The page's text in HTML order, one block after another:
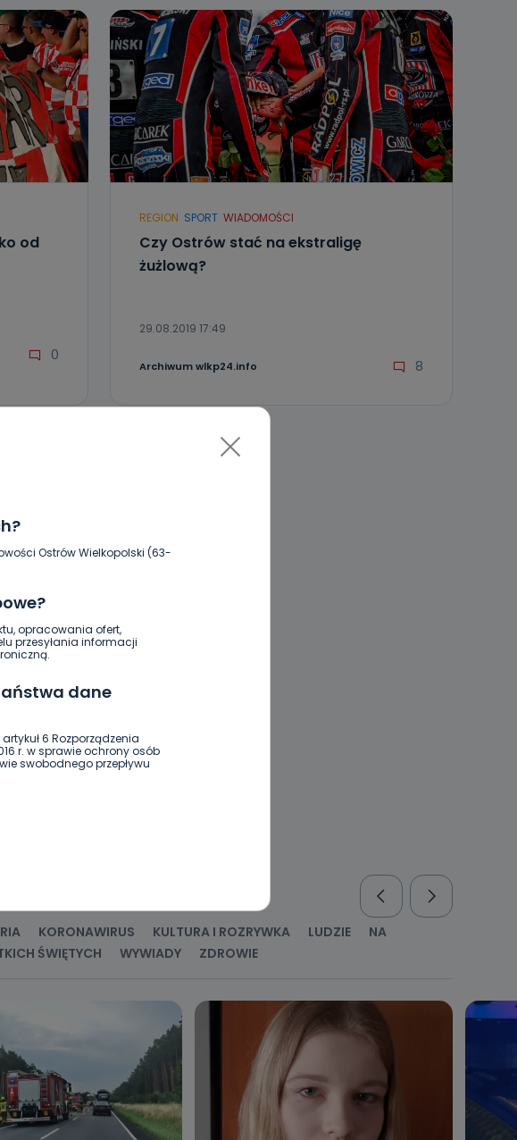
Ostrów Wielkopolski (63-
opracowania ofert,
przesyłania informacji
dane
6 Rozporządzenia
r. w sprawie ochrony osób
swobodnego przepływu
lub umownym oraz
(63-400) przy ul. Wolności
danymi?
prawo do żądania od
(63-400) przy ul. Wolności
ich kopii, a także żądania
oraz prawo wniesienia
od
0
REGION SPORT WIADOMOŚCI
Czy Ostrów stać na ekstraligę
żużlową?
29.08.2019 17:49
Archiwum wlkp24.info 8
KORONAWIRUS KULTURA I ROZRYWKA LUDZIE
NA
ŚWIĘTYCH WYWIADY ZDROWIE